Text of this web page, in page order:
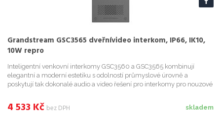
Grandstream GSC3565 dveřnívideo interkom, IP66, IK10,
10W repro
Inteligentní venkovní interkomy GSC3560 a GSC3565 kombinují
elegantní a moderní estetiku s odolností průmyslové úrovně a
poskytují tak dokonalé audio a video řešení pro interkomy pro nouzové
skladem
4 533 Kč bez DPH